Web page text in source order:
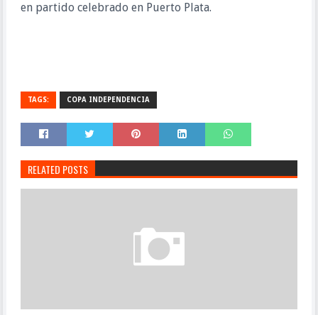
en partido celebrado en Puerto Plata.
TAGS: COPA INDEPENDENCIA
RELATED POSTS